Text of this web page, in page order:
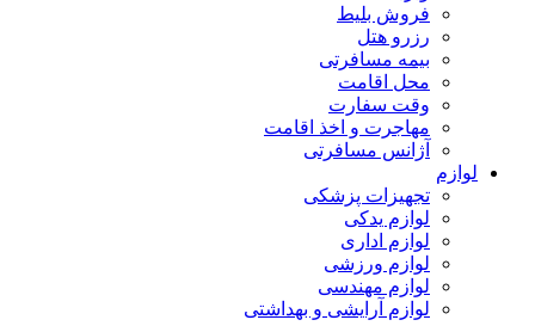
فروش بلیط
رزرو هتل
بیمه مسافرتی
محل اقامت
وقت سفارت
مهاجرت و اخذ اقامت
آژانس مسافرتی
لوازم
تجهیزات پزشکی
لوازم یدکی
لوازم اداری
لوازم ورزشی
لوازم مهندسی
لوازم آرایشی و بهداشتی